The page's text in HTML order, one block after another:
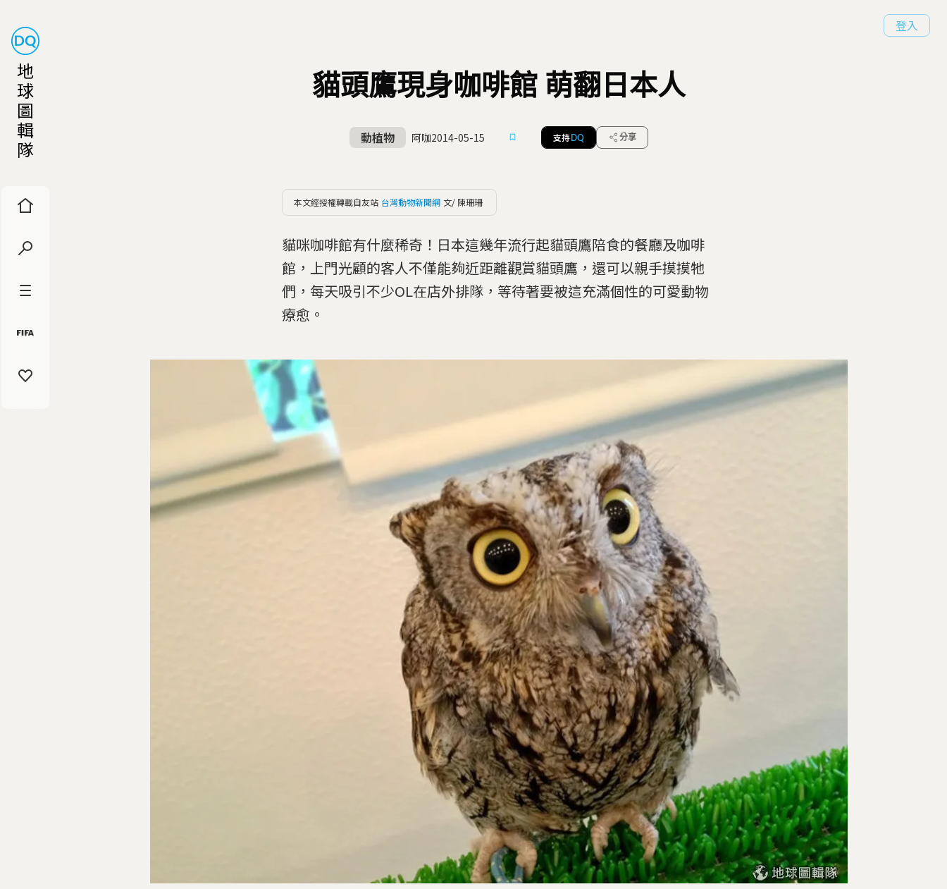
地
球
圖
輯
隊
登入
貓頭鷹現身咖啡館 萌翻日本人
動植物 阿咖2014-05-15 支持 DQ 分享
本文經授權轉載自友站 台灣動物新聞網 文/ 陳珊珊
貓咪咖啡館有什麼稀奇！日本這幾年流行起貓頭鷹陪食的餐廳及咖啡
館，上門光顧的客人不僅能夠近距離觀賞貓頭鷹，還可以親手摸摸牠
們，每天吸引不少OL在店外排隊，等待著要被這充滿個性的可愛動物
療愈。